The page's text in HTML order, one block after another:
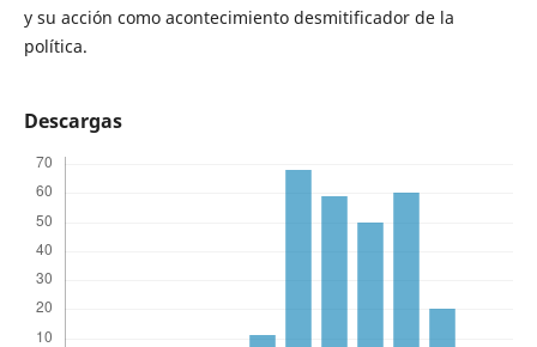
y su acción como acontecimiento desmitificador de la
política.
Descargas